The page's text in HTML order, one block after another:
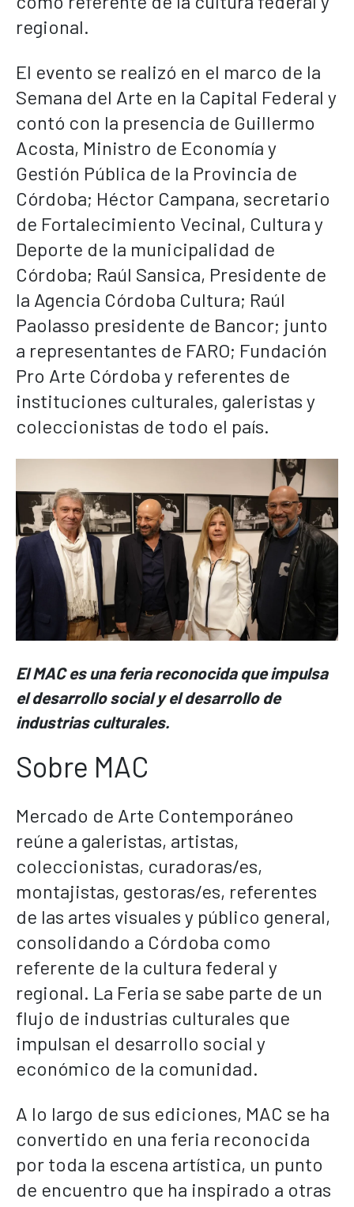
regional.
El evento se realizó en el marco de la
Semana del Arte en la Capital Federal y
contó con la presencia de Guillermo
Acosta, Ministro de Economía y
Gestión Pública de la Provincia de
Córdoba; Héctor Campana, secretario
de Fortalecimiento Vecinal, Cultura y
Deporte de la municipalidad de
Córdoba; Raúl Sansica, Presidente de
la Agencia Córdoba Cultura; Raúl
Paolasso presidente de Bancor; junto
a representantes de FARO; Fundación
Pro Arte Córdoba y referentes de
instituciones culturales, galeristas y
coleccionistas de todo el país.
El MAC es una feria reconocida que impulsa
el desarrollo social y el desarrollo de
industrias culturales.
Sobre MAC
Mercado de Arte Contemporáneo
reúne a galeristas, artistas,
coleccionistas, curadoras/es,
montajistas, gestoras/es, referentes
de las artes visuales y público general,
consolidando a Córdoba como
referente de la cultura federal y
regional. La Feria se sabe parte de un
flujo de industrias culturales que
impulsan el desarrollo social y
económico de la comunidad.
A lo largo de sus ediciones, MAC se ha
convertido en una feria reconocida
por toda la escena artística, un punto
de encuentro que ha inspirado a otras